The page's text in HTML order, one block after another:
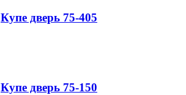
Купе дверь 75-405
Купе дверь 75-150